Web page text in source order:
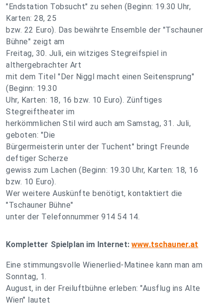
"Endstation Tobsucht" zu sehen (Beginn: 19.30 Uhr,
Karten: 28, 25
bzw. 22 Euro). Das bewährte Ensemble der "Tschauner
Bühne" zeigt am
Freitag, 30. Juli, ein witziges Stegreifspiel in
althergebrachter Art
mit dem Titel "Der Niggl macht einen Seitensprung"
(Beginn: 19.30
Uhr, Karten: 18, 16 bzw. 10 Euro). Zünftiges
Stegreiftheater im
herkömmlichen Stil wird auch am Samstag, 31. Juli,
geboten: "Die
Bürgermeisterin unter der Tuchent" bringt Freunde
deftiger Scherze
gewiss zum Lachen (Beginn: 19.30 Uhr, Karten: 18, 16
bzw. 10 Euro).
Wer weitere Auskünfte benötigt, kontaktiert die
"Tschauner Bühne"
unter der Telefonnummer 914 54 14.
Kompletter Spielplan im Internet:www.tschauner.at
Eine stimmungsvolle Wienerlied-Matinee kann man am
Sonntag, 1.
August, in der Freiluftbühne erleben: "Ausflug ins Alte
Wien" lautet